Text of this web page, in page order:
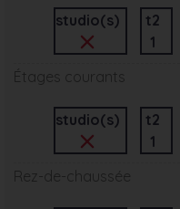
studio(s)
t2
1
Étages courants
studio(s)
t2
1
Rez-de-chaussée